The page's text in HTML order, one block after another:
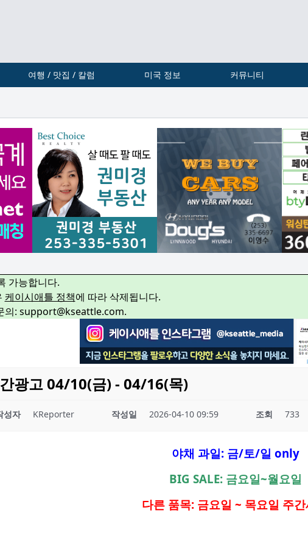
여행 / 맛집 / 칼럼 미국 정보 커뮤니티
가능합니다.
케이시애틀 정책에 따라 삭제됩니다.
의: support@kseattle.com.
광고 04/10(금) - 04/16(목)
성자 KReporter 작성일 2026-04-10 09:59 조회 733
야채 과일: 금/토/일 only
BIG SALE: 금요일~월요일
다른 품목: 금요일 ~ 목요일 주